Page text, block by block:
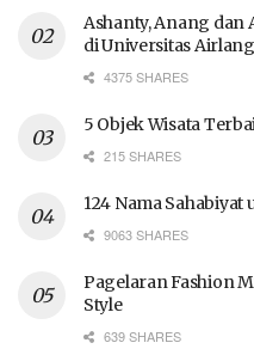
Ashanty, Anang dan
di Universitas
4375 SHARES
5 Objek Wisata
215 SHARES
124 Nama
9063 SHARES
Pagelaran Fashion
Style
639 SHARES